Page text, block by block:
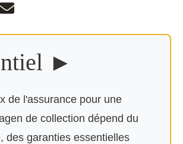
►
de l'assurance pour une
de collection dépend du
des garanties essentielles